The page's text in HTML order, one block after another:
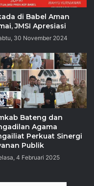
di Babel Aman
JMSI Apresiasi
30 November 2024
Bateng dan
Agama
Perkuat Sinergi
Publik
4 Februari 2025